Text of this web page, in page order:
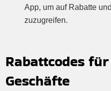
App, um auf Rabatte
zuzugreifen.
Rabattcodes
Geschäfte